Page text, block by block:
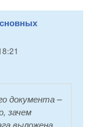
документа –
зачем
выложена